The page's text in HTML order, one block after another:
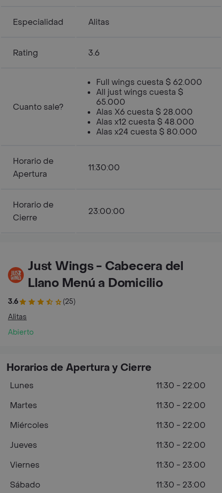
Especialidad Alitas
Rating 3.6
Cuanto sale?
Full wings cuesta $ 62.000
All just wings cuesta $
65.000
Alas X6 cuesta $ 28.000
Alas x12 cuesta $ 48.000
Alas x24 cuesta $ 80.000
Horario de
Apertura
11:30:00
Horario de
Cierre
23:00:00
Just Wings - Cabecera del
Llano Menú a Domicilio
3.6
(25)
Alitas
Abierto
Horarios de Apertura y Cierre
Lunes
11:30 - 22:00
Martes
11:30 - 22:00
Miércoles
11:30 - 22:00
Jueves
11:30 - 22:00
Viernes
11:30 - 23:00
Sábado
11:30 - 23:00